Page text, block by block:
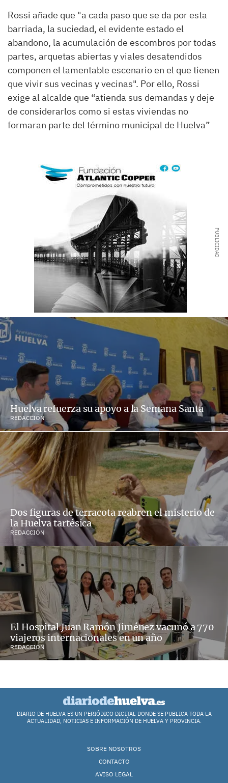
Rossi añade que "a cada paso que se da por esta
barriada, la suciedad, el evidente estadoel
abandono, la acumulación de escombros por todas
partes, arquetas abiertas y viales desatendidos
componen el lamentable escenario en el que tienen
que vivir sus vecinas y vecinas". Por ello, Rossi
exige al alcalde que “atienda sus demandas y deje
de considerarlos como si estas viviendas no
formaran parte del término municipal de Huelva”
Huelva refuerza su apoyo a la Semana Santa
REDACCIÓN
Dos figuras de terracota reabren el misterio de
la Huelva tartésica
REDACCIÓN
El Hospital Juan Ramón Jiménez vacunó a 770
viajeros internacionales en un año
REDACCIÓN
DIARIO DE HUELVA ES UN PERIÓDICO DIGITAL DONDE SE PUBLICA TODA LA
ACTUALIDAD, NOTICIAS E INFORMACIÓN DE HUELVA Y PROVINCIA.
SOBRE NOSOTROS
CONTACTO
AVISO LEGAL